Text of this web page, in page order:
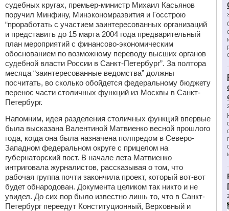
судебных кругах, премьер-министр Михаил Касьянов
поручил Минфину, Минэкономразвития и Госстрою
“проработать с участием заинтересованных организаций
и представить до 15 марта 2004 года предварительный
план мероприятий с финансово-экономическим
обоснованием по возможному переводу высших органов
судебной власти России в Санкт-Петербург”. За полтора
месяца “заинтересованные ведомства” должны
посчитать, во сколько обойдется федеральному бюджету
перенос части столичных функций из Москвы в Санкт-
Петербург.
Напомним, идея разделения столичных функций впервые
была высказана Валентиной Матвиенко весной прошлого
года, когда она была назначена полпредом в Северо-
Западном федеральном округе с прицелом на
губернаторский пост. В начале лета Матвиенко
интриговала журналистов, рассказывая о том, что
рабочая группа почти закончила проект, который вот-вот
будет обнародован. Документа целиком так никто и не
увидел. До сих пор было известно лишь то, что в Санкт-
Петербург переедут Конституционный, Верховный и